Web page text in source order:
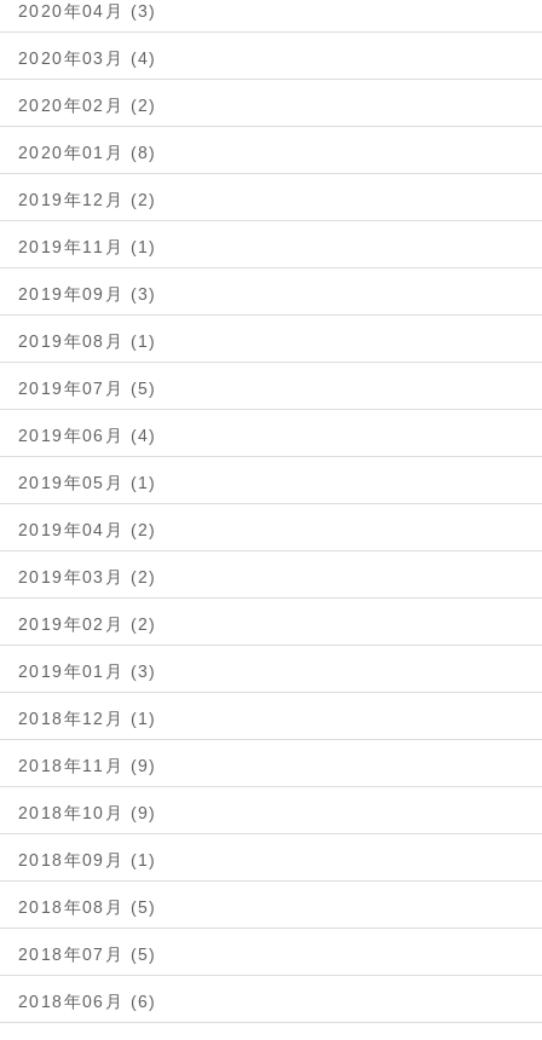
2020年04月 (3)
2020年03月 (4)
2020年02月 (2)
2020年01月 (8)
2019年12月 (2)
2019年11月 (1)
2019年09月 (3)
2019年08月 (1)
2019年07月 (5)
2019年06月 (4)
2019年05月 (1)
2019年04月 (2)
2019年03月 (2)
2019年02月 (2)
2019年01月 (3)
2018年12月 (1)
2018年11月 (9)
2018年10月 (9)
2018年09月 (1)
2018年08月 (5)
2018年07月 (5)
2018年06月 (6)